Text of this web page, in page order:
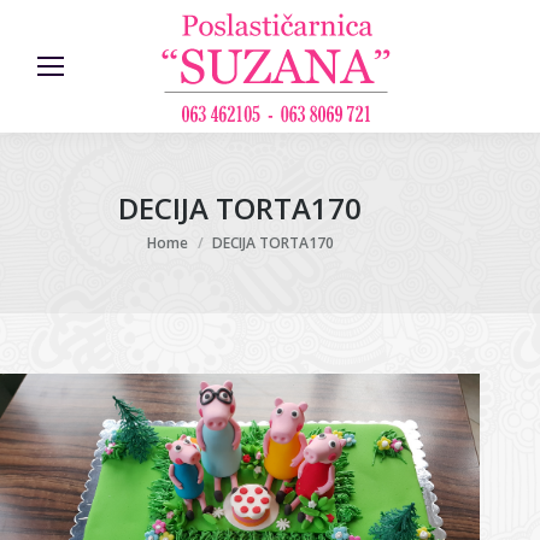
DECIJA TORTA170
You are here:
Home DECIJA TORTA170